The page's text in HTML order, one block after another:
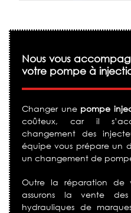
Nous vous
votre pompe à
Changer une pompe
coûteux, car il
changement des
équipe vous prépare un
un changement de
Outre la réparation de
assurons la vente
hydrauliques de